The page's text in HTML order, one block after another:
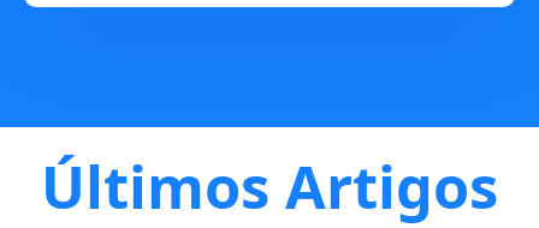
Últimos Artigos